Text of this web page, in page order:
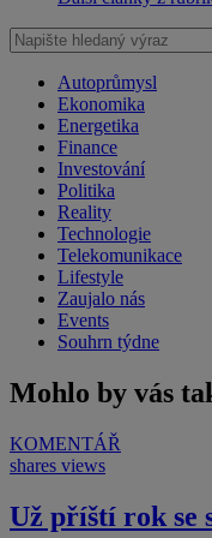
Autoprůmysl
Ekonomika
Energetika
Finance
Investování
Politika
Reality
Technologie
Telekomunikace
Lifestyle
Zaujalo nás
Events
Souhrn týdne
Mohlo by vás
KOMENTÁŘ
shares views
Už příští rok se